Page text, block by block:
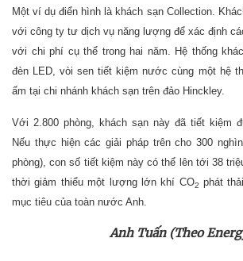
Một ví dụ điển hình là khách sạn Collection.
với công ty tư dịch vụ năng lượng để xác định
với chi phí cụ thể trong hai năm. Hệ thống
đèn LED, vòi sen tiết kiệm nước cùng một hệ
ấm tại chi nhánh khách sạn trên đảo Hinckley.
Với 2.800 phòng, khách sạn này đã tiết kiệm
Nếu thực hiện các giải pháp trên cho 300
phòng), con số tiết kiệm này có thể lên tới 38
thời giảm thiểu một lượng lớn khí CO2 phát
mục tiêu của toàn nước Anh.
Anh Tuấn (Theo